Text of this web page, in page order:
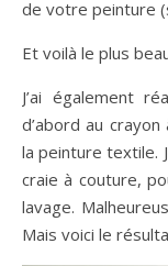
de votre peinture
Et voilà le plus
J’ai également
d’abord au
la peinture textile.
craie à couture,
lavage.
Mais voici le